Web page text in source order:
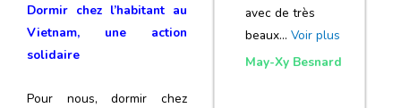
Dormir chez l’habitant au
Vietnam, une action
solidaire
Pour nous, dormir chez
avec de très
beaux… Voir plus
May-Xy Besnard